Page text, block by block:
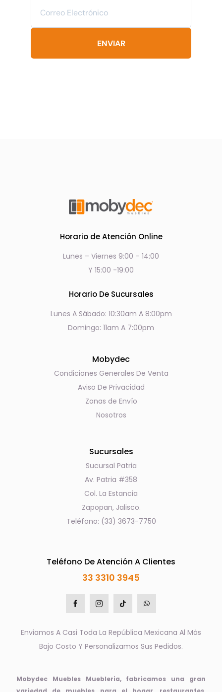
de
ENVIAR
Horario de Atención Online
Lunes – Viernes 9:00 – 14:00
Y 15:00 -19:00
Horario De Sucursales
Lunes A Sábado: 10:30am A 8:00pm
Domingo: 11am A 7:00pm
Mobydec
Condiciones Generales De Venta
Aviso De Privacidad
Zonas de Envío
Nosotros
Sucursales
Sucursal Patria
Av. Patria #358
Col. La Estancia
Zapopan, Jalisco.
Teléfono: (33) 3673-7750
Teléfono De Atención A Clientes
33 3310 3945
Enviamos A Casi Toda La República Mexicana Al Más
Bajo Costo Y Personalizamos Sus Pedidos.
Mobydec Muebles Muebleria, fabricamos una gran